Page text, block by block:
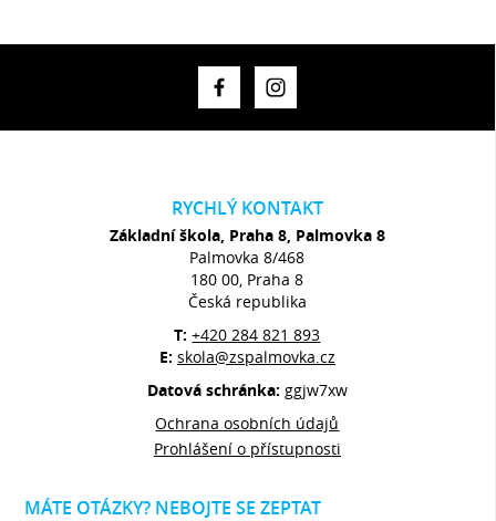
RYCHLÝ KONTAKT
Základní škola, Praha 8, Palmovka 8
Palmovka 8/468
180 00, Praha 8
Česká republika
T:+420 284 821 893
E: skola@zspalmovka.cz
Datová schránka: ggjw7xw
Ochrana osobních údajů
Prohlášení o přístupnosti
MÁTE OTÁZKY? NEBOJTE SE ZEPTAT